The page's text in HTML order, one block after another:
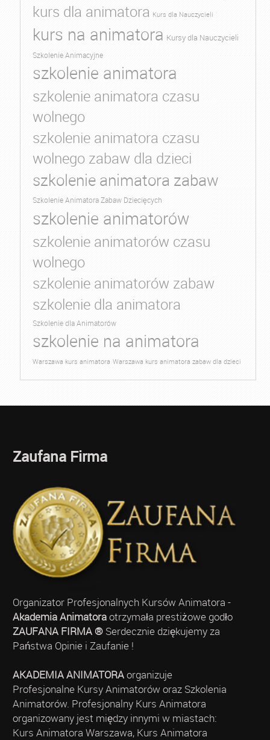
kurs dla animatora Kurs dla Nauczycieli
kurs na animatora Kursy dla Nauczycieli
Szkolenie Animacyjne
szkolenie animatora
szkolenie animatora czasu
wolnego
szkolenie animatora czasu
wolnego zabaw dla dzieci
szkolenie animatora zabaw
Szkolenie Animatora Zabaw Dziecięcych
szkolenie animatorów
szkolenie animatorów czasu
wolnego
szkolenie animatorów zabaw
szkolenie dla animatora
Szkolenie dla Animatorów
szkolenie na animatora
Warszawa kurs animatora Warszawa kurs animatora zabaw dla dzieci
Zaufana Firma
Organizator Profesjonalnych Kursów Animatora -
Akademia Animatoraotrzymała prestiżowe godło
ZAUFANA FIRMA ®Serdecznie dziękujemy za
Państwa Opinie i Zaufanie !
AKADEMIA ANIMATORAorganizuje
Profesjonalne Kursy Animatorów oraz Szkolenia
Animatorów. Profesjonalny Kurs Animatora
organizowany jest między innymi w miastach:
Kurs Animatora Warszawa, Kurs Animatora